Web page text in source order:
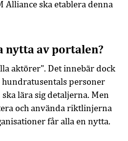
Alliance ska etablera denna
nytta av portalen?
aktörer". Det innebär dock
hundratusentals personer
lära sig detaljerna. Men
och använda riktlinjerna
får alla en nytta.